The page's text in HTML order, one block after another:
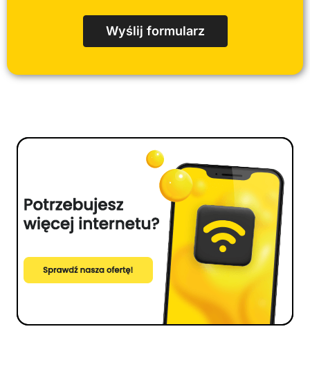
Wyślij formularz